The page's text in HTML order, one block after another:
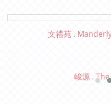
文禮苑 .
峻源 .